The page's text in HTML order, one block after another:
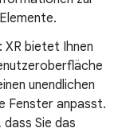
: XR bietet Ihnen
unendlichen
Fenster anpasst.
Sie das